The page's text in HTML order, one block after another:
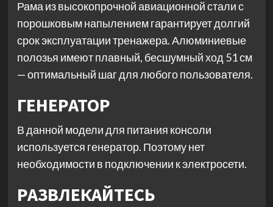
Рама из высокопрочной авиационной стали с
порошковым напылением гарантирует долгий
срок эксплуатации тренажера. Алюминиевые
полозья имеют плавный, бесшумный ход 51 см
— оптимальный шаг для любого пользователя.
ГЕНЕРАТОР
В данной модели для питания консоли
используется генератор. Поэтому нет
необходимости в подключении к электросети.
РАЗВЛЕКАЙТЕСЬ